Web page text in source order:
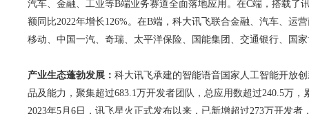
汽车、金融、工业等B端业务赛道全面落地应用。在C端，搭载了
额同比2022年增长126%。在B端，科大讯飞联合金融、汽车、运
移动、中国一汽、奇瑞、太平洋保险、国能集团、交通银行、国
产业生态蓬勃发展： 科大讯飞承建的智能语音国家人工智能开放
品及能力，聚集超过683.1万开发者团队，总应用数超过240.5万
2023年5月6日，讯飞星火正式发布以来，已新增超过273万开发